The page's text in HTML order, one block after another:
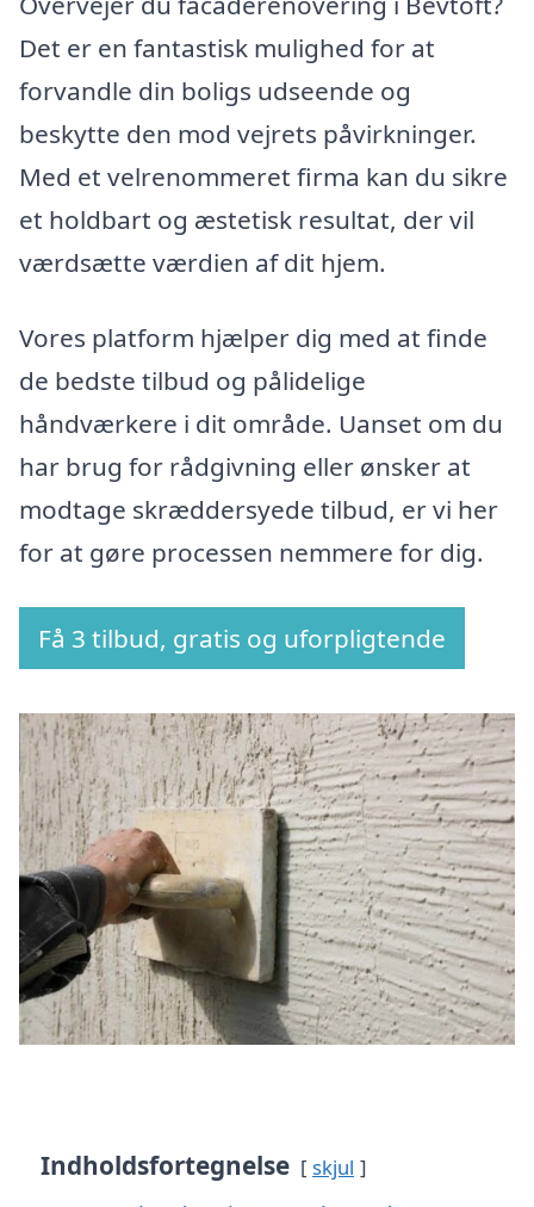
Det er en fantastisk mulighed for at
forvandle din boligs udseende og
beskytte den mod vejrets påvirkninger.
Med et velrenommeret firma kan du sikre
et holdbart og æstetisk resultat, der vil
værdsætte værdien af dit hjem.
Vores platform hjælper dig med at finde
de bedste tilbud og pålidelige
håndværkere i dit område. Uanset om du
har brug for rådgivning eller ønsker at
modtage skræddersyede tilbud, er vi her
for at gøre processen nemmere for dig.
Få 3 tilbud, gratis og uforpligtende
Indholdsfortegnelse skjul